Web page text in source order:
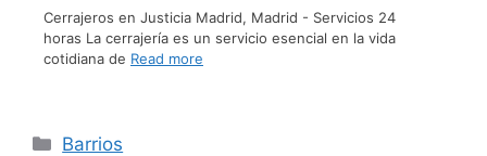
Cerrajeros en Justicia Madrid, Madrid - Servicios 24
horas La cerrajería es un servicio esencial en la vida
cotidiana de Read more
Barrios